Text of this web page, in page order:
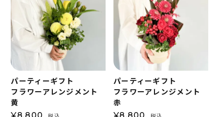
パーティーギフト
フラワーアレンジメント
黄
パーティーギフト
フラワーアレンジメント
赤